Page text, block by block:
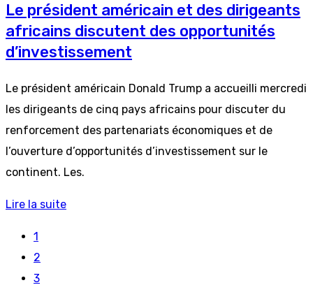
Le président américain et des dirigeants
africains discutent des opportunités
d’investissement
Le président américain Donald Trump a accueilli mercredi
les dirigeants de cinq pays africains pour discuter du
renforcement des partenariats économiques et de
l’ouverture d’opportunités d’investissement sur le
continent. Les.
Lire la suite
1
2
3